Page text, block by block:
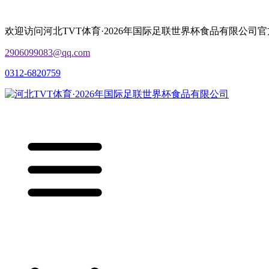
欢迎访问河北TVT体育·2026年国际足联世界杯食品有限公司官
2906099083@qq.com
0312-6820759